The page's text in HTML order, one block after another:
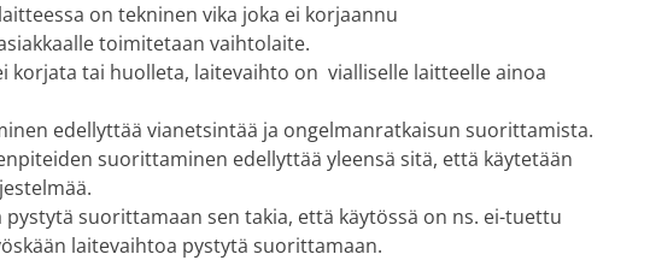
on tekninen vika joka ei korjaannu
toimitetaan vaihtolaite.
korjata tai huolleta, laitevaihto on vialliselle laitteelle ainoa
edellyttää vianetsintää ja ongelmanratkaisun suorittamista.
suorittaminen edellyttää yleensä sitä, että käytetään
pystytä suorittamaan sen takia, että käytössä on ns. ei-tuettu
laitevaihtoa pystytä suorittamaan.